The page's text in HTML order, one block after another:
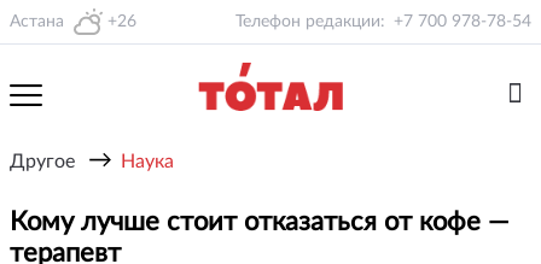
Астана +26 Телефон редакции: +7 700 978-78-54
Другое → Наука
Кому лучше стоит отказаться от кофе —
терапевт